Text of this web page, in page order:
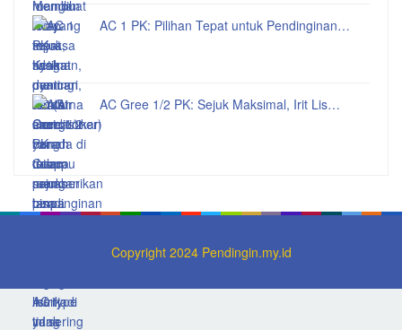
AC 1 PK: Pilihan Tepat untuk Pendinginan…
AC Gree 1/2 PK: Sejuk Maksimal, Irit Lis…
Copyright 2024 Pendingin.my.id